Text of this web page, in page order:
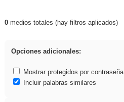
Resultados de: soldador
0medios totales (hay filtros aplicados)
Opciones adicionales:
Mostrar protegidos por contraseña
Incluir palabras similares